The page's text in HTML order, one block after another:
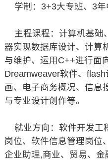
学制：3+3大专班、3年
主程课程：计算机基础
器实现数据库设计、计算
与维护、运用C++进行面
Dreamweaver软件、
画、电子商务概况、信息
与专业设计创作等。
就业方向：软件开发工
岗位、软件信息管理岗位
企业助理,商业、贸易、金